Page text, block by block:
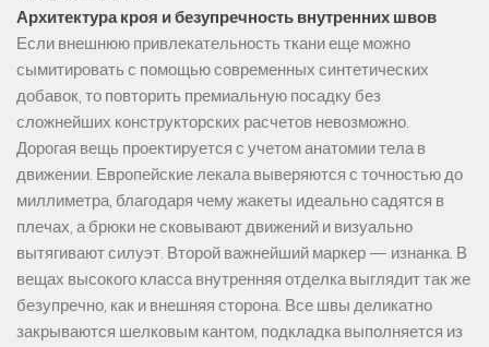
Архитектура кроя и безупречность внутренних швов
Если внешнюю привлекательность ткани еще можно
сымитировать с помощью современных синтетических
добавок, то повторить премиальную посадку без
сложнейших конструкторских расчетов невозможно.
Дорогая вещь проектируется с учетом анатомии тела в
движении. Европейские лекала выверяются с точностью до
миллиметра, благодаря чему жакеты идеально садятся в
плечах, а брюки не сковывают движений и визуально
вытягивают силуэт. Второй важнейший маркер — изнанка. В
вещах высокого класса внутренняя отделка выглядит так же
безупречно, как и внешняя сторона. Все швы деликатно
закрываются шелковым кантом, подкладка выполняется из